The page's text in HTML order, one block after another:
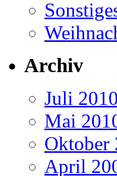
Archiv
Juli 2010
Mai
Oktober
April